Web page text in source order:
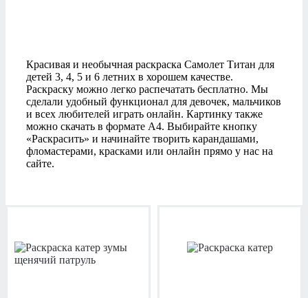
Красивая и необычная раскраска Самолет Титан для
детей 3, 4, 5 и 6 летних в хорошем качестве.
Раскраску можно легко распечатать бесплатно. Мы
сделали удобный функционал для девочек, мальчиков
и всех любителей играть онлайн. Картинку также
можно скачать в формате А4. Выбирайте кнопку
«Раскрасить» и начинайте творить карандашами,
фломастерами, красками или онлайн прямо у нас на
сайте.